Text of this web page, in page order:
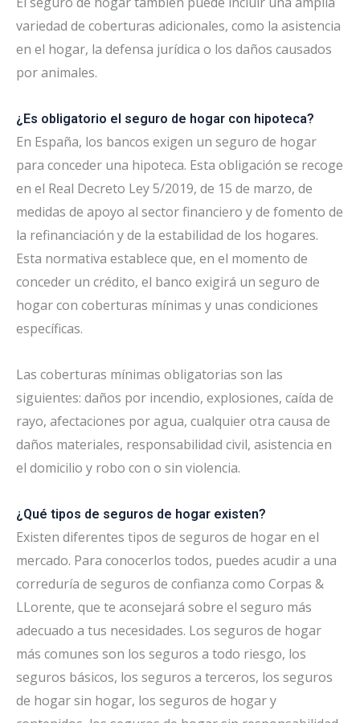
variedad de coberturas adicionales, como la asistencia
en el hogar, la defensa jurídica o los daños causados
por animales.
¿Es obligatorio el seguro de hogar con hipoteca?
En España, los bancos exigen un seguro de hogar
para conceder una hipoteca. Esta obligación se recoge
en el Real Decreto Ley 5/2019, de 15 de marzo, de
medidas de apoyo al sector financiero y de fomento de
la refinanciación y de la estabilidad de los hogares.
Esta normativa establece que, en el momento de
conceder un crédito, el banco exigirá un seguro de
hogar con coberturas mínimas y unas condiciones
específicas.
Las coberturas mínimas obligatorias son las
siguientes: daños por incendio, explosiones, caída de
rayo, afectaciones por agua, cualquier otra causa de
daños materiales, responsabilidad civil, asistencia en
el domicilio y robo con o sin violencia.
¿Qué tipos de seguros de hogar existen?
Existen diferentes tipos de seguros de hogar en el
mercado. Para conocerlos todos, puedes acudir a una
correduría de seguros de confianza como Corpas &
LLorente, que te aconsejará sobre el seguro más
adecuado a tus necesidades. Los seguros de hogar
más comunes son los seguros a todo riesgo, los
seguros básicos, los seguros a terceros, los seguros
de hogar sin hogar, los seguros de hogar y